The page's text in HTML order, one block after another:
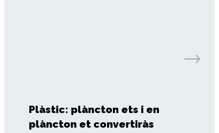
Plàstic: plàncton ets i en
plàncton et convertiràs